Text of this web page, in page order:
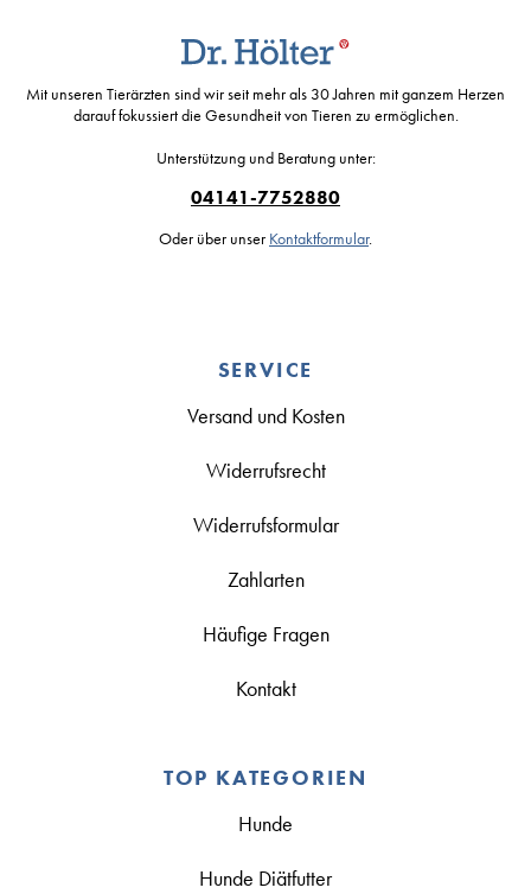
Mit unseren Tierärzten sind wir seit mehr als 30 Jahren mit ganzem Herzen
darauf fokussiert die Gesundheit von Tieren zu ermöglichen.
Unterstützung und Beratung unter:
04141-7752880
Oder über unser Kontaktformular.
SERVICE
Versand und Kosten
Widerrufsrecht
Widerrufsformular
Zahlarten
Häufige Fragen
Kontakt
TOP KATEGORIEN
Hunde
Hunde Diätfutter